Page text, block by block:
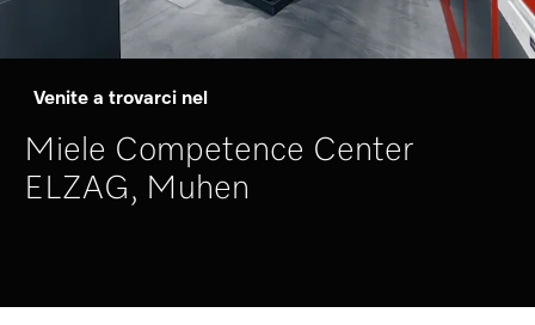
Venite a trovarci nel
Miele Competence Center
ELZAG, Muhen